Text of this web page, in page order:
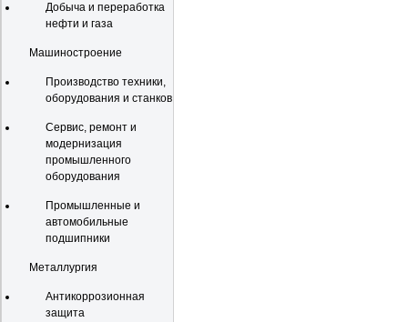
Добыча и переработка
нефти и газа
Машиностроение
Производство техники,
оборудования и станков
Сервис, ремонт и
модернизация
промышленного
оборудования
Промышленные и
автомобильные
подшипники
Металлургия
Антикоррозионная
защита